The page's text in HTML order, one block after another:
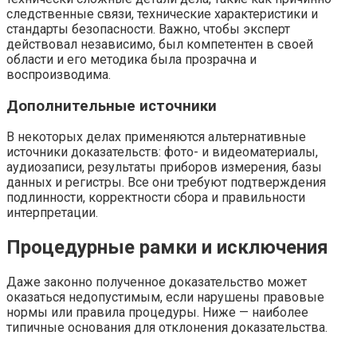
следственные связи, технические характеристики и
стандарты безопасности. Важно, чтобы эксперт
действовал независимо, был компетентен в своей
области и его методика была прозрачна и
воспроизводима.
Дополнительные источники
В некоторых делах применяются альтернативные
источники доказательств: фото- и видеоматериалы,
аудиозаписи, результаты приборов измерения, базы
данных и регистры. Все они требуют подтверждения
подлинности, корректности сбора и правильности
интерпретации.
Процедурные рамки и исключения
Даже законно полученное доказательство может
оказаться недопустимым, если нарушены правовые
нормы или правила процедуры. Ниже — наиболее
типичные основания для отклонения доказательства.